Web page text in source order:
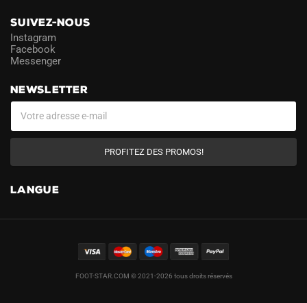
SUIVEZ-NOUS
Instagram
Facebook
Messenger
NEWSLETTER
PROFITEZ DES PROMOS!
LANGUE
FOOT-STAR.COM © 2021-2026 tous droits réservés